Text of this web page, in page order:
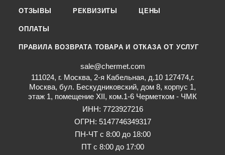
ОТЗЫВЫ РЕКВИЗИТЫ ЦЕНЫ
ОПЛАТЫ
ПРАВИЛА ВОЗВРАТА ТОВАРА И ОТКАЗА ОТ УСЛУГ
sale@chermet.com
111024, г. Москва, 2-я Кабельная, д.10 127474,г.
Москва, бул. Бескудниковский, дом 8, корпус 1,
этаж 1, помещение XII, ком.1-6 Черметком - ЧМК
ИНН: 7723927216
ОГРН: 5147746349317
ПН-ЧТ с 8:00 до 18:00
ПТ с 8:00 до 17:00